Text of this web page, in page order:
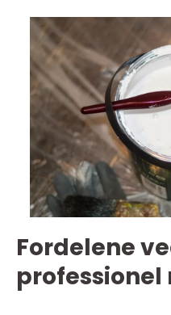
Fordelene